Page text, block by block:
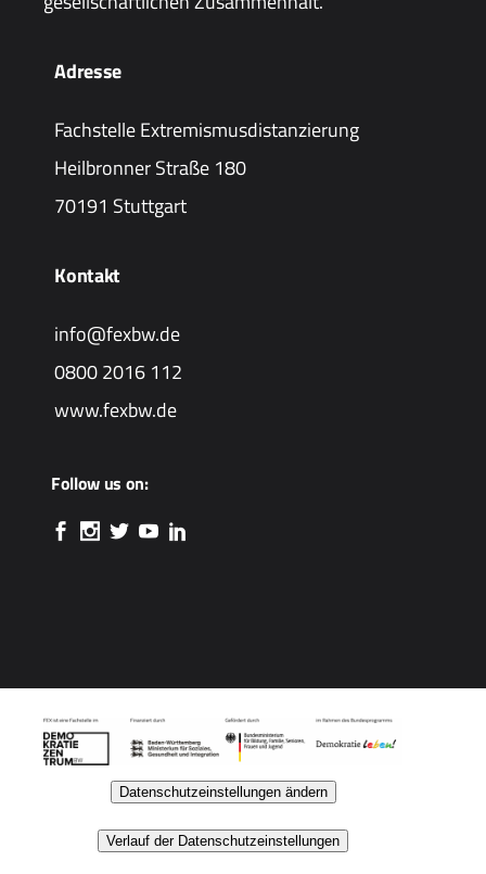
Adresse
Fachstelle Extremismusdistanzierung
Heilbronner Straße 180
70191 Stuttgart
Kontakt
info@fexbw.de
0800 2016 112
www.fexbw.de
Follow us on:
Datenschutzeinstellungen ändern
Verlauf der Datenschutzeinstellungen